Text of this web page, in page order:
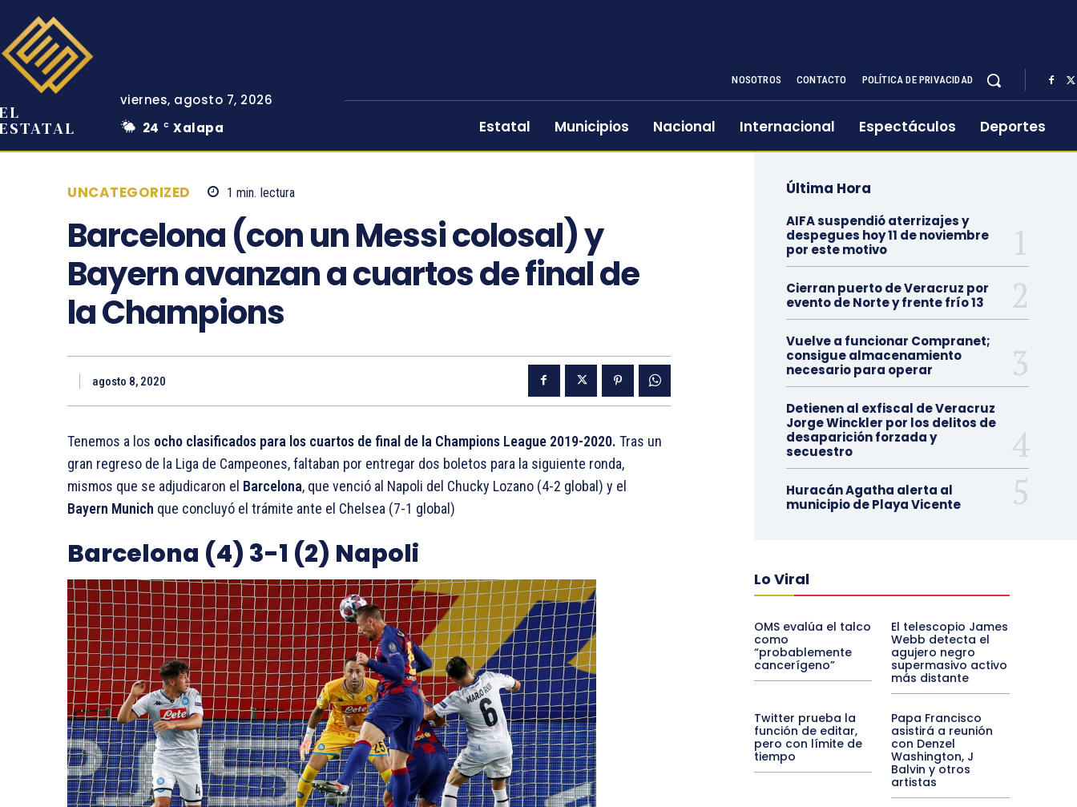
EL
ESTATAL
viernes, agosto 7, 2026
24
C Xalapa
NOSOTROS CONTACTO POLÍTICA DE PRIVACIDAD
Estatal Municipios Nacional Internacional Espectáculos Deportes
UNCATEGORIZED 1 min. lectura
Barcelona (con un Messi colosal) y
Bayern avanzan a cuartos de final de
la Champions
agosto 8, 2020
Tenemos a los ocho clasificados para los cuartos de final de la Champions League 2019-2020. Tras un
gran regreso de la Liga de Campeones, faltaban por entregar dos boletos para la siguiente ronda,
mismos que se adjudicaron el Barcelona, que venció al Napoli del Chucky Lozano (4-2 global) y el
Bayern Munich que concluyó el trámite ante el Chelsea (7-1 global)
Barcelona (4) 3-1 (2) Napoli
Última Hora
AIFA suspendió aterrizajes y
despegues hoy 11 de noviembre
por este motivo
Cierran puerto de Veracruz por
evento de Norte y frente frío 13
Vuelve a funcionar Compranet;
consigue almacenamiento
necesario para operar
Detienen al exfiscal de Veracruz
Jorge Winckler por los delitos de
desaparición forzada y
secuestro
Huracán Agatha alerta al
municipio de Playa Vicente
Lo Viral
OMS evalúa el talco
como
“probablemente
cancerígeno”
El telescopio James
Webb detecta el
agujero negro
supermasivo activo
más distante
Twitter prueba la
función de editar,
pero con límite de
tiempo
Papa Francisco
asistirá a reunión
con Denzel
Washington, J
Balvin y otros
artistas